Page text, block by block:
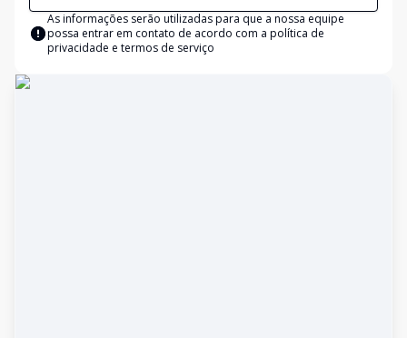
As informações serão utilizadas para que a nossa equipe
possa entrar em contato de acordo com a política de
privacidade e termos de serviço